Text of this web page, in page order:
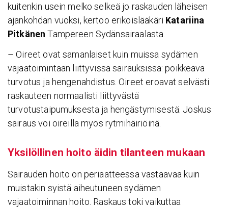
kuitenkin usein melko selkeä jo raskauden läheisen
ajankohdan vuoksi, kertoo erikoislääkäri Katariina
Pitkänen Tampereen Sydänsairaalasta.
– Oireet ovat samanlaiset kuin muissa sydämen
vajaatoimintaan liittyvissä sairauksissa: poikkeava
turvotus ja hengenahdistus. Oireet eroavat selvästi
raskauteen normaalisti liittyvästä
turvotustaipumuksesta ja hengästymisestä. Joskus
sairaus voi oireilla myös rytmihäiriöinä.
Yksi­löl­linen hoito äidin tilan­teen mukaan
Sairauden hoito on periaatteessa vastaavaa kuin
muistakin syistä aiheutuneen sydämen
vajaatoiminnan hoito. Raskaus toki vaikuttaa